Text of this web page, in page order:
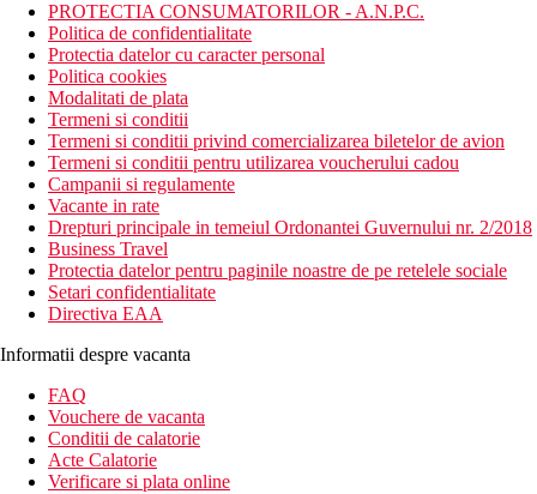
PROTECTIA CONSUMATORILOR - A.N.P.C.
Politica de confidentialitate
Protectia datelor cu caracter personal
Politica cookies
Modalitati de plata
Termeni si conditii
Termeni si conditii privind comercializarea biletelor de avion
Termeni si conditii pentru utilizarea voucherului cadou
Campanii si regulamente
Vacante in rate
Drepturi principale in temeiul Ordonantei Guvernului nr. 2/2018
Business Travel
Protectia datelor pentru paginile noastre de pe retelele sociale
Setari confidentialitate
Directiva EAA
Informatii despre vacanta
FAQ
Vouchere de vacanta
Conditii de calatorie
Acte Calatorie
Verificare si plata online